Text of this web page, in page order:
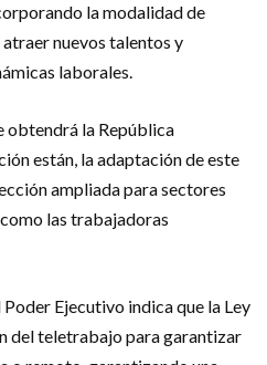
la modalidad de
nuevos talentos y
laborales.
obtendrá la República
están, la adaptación de este
ampliada para sectores
las trabajadoras
Ejecutivo indica que la Ley
del teletrabajo para garantizar